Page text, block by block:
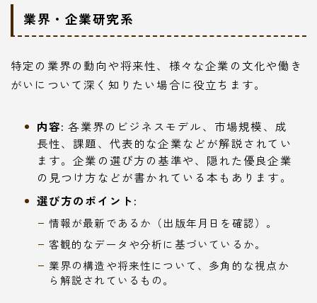
業界・企業研究系
特定の業界の動向や将来性、様々な企業の文化や働き
がいについて深く知りたい場合に役立ちます。
内容: 各業界のビジネスモデル、市場規模、成
長性、課題、代表的な企業などが解説されてい
ます。企業の選び方の基準や、隠れた優良企業
の見つけ方などが書かれている本もあります。
選び方のポイント:
情報が最新であるか（出版年月日を確認）。
客観的なデータや分析に基づいているか。
業界の構造や将来性について、多角的な視点か
ら解説されているもの。